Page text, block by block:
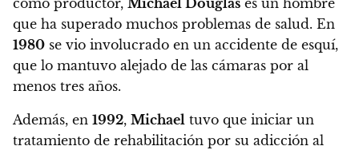
como productor, Michael Douglas es un hombre
que ha superado muchos problemas de salud. En
1980 se vio involucrado en un accidente de esquí,
que lo mantuvo alejado de las cámaras por al
menos tres años.
Además, en 1992, Michael tuvo que iniciar un
tratamiento de rehabilitación por su adicción al